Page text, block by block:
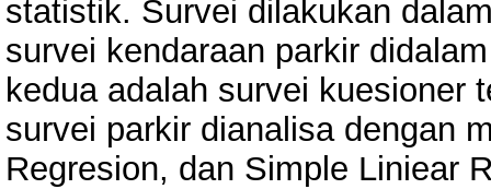
statistik. Survei dilakukan
survei kendaraan parkir
kedua adalah survei kuesioner
survei parkir dianalisa dengan
Regresion, dan Simple Liniear